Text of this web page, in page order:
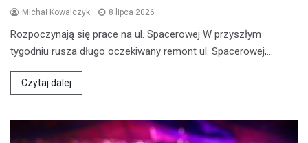
Michał Kowalczyk 8 lipca 2026
Rozpoczynają się prace na ul. Spacerowej W przyszłym
tygodniu rusza długo oczekiwany remont ul. Spacerowej,…
Czytaj dalej